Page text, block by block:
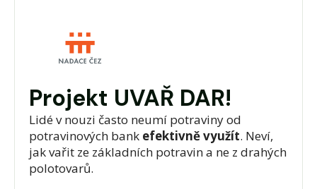
Projekt UVAŘ DAR!
Lidé v nouzi často neumí potraviny od
potravinových bank efektivně využít. Neví,
jak vařit ze základních potravin a ne z drahých
polotovarů.